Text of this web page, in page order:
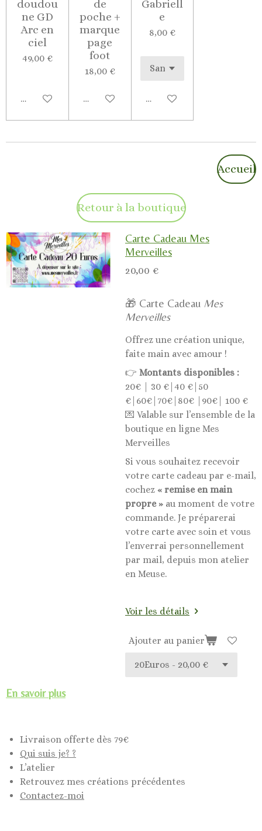
doudou
ne GD
Arc en
ciel
49,00 €
M'avertir si disponible
de
poche +
marque
page
foot
18,00 €
Ajouter au panier
Gabriell
e
8,00 €
Voir les détails
Accueil
Retour à la boutique
Carte Cadeau Mes
Merveilles
20,00 €
🎁 Carte Cadeau Mes
Merveilles
Offrez une création unique,
faite main avec amour !
👉 Montants disponibles :
20€ | 30 €|40 €|50
€|60€|70€|80€ |90€| 100 €
💌 Valable sur l’ensemble de la
boutique en ligne Mes
Merveilles
Si vous souhaitez recevoir
votre carte cadeau par e-mail,
cochez « remise en main
propre » au moment de votre
commande. Je préparerai
votre carte avec soin et vous
l’enverrai personnellement
par mail, depuis mon atelier
en Meuse.
Voir les détails
Ajouter au panier
En savoir plus
Livraison offerte dès 79€
Qui suis je? ?
L’atelier
Retrouvez mes créations précédentes
Contactez-moi